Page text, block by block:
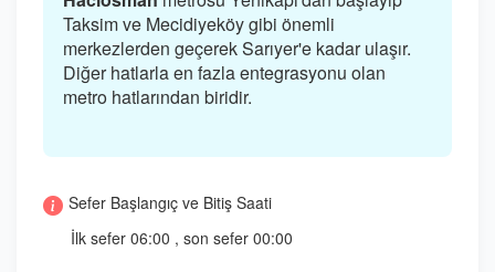
Taksim ve Mecidiyeköy gibi önemli
merkezlerden geçerek Sarıyer'e kadar ulaşır.
Diğer hatlarla en fazla entegrasyonu olan
metro hatlarından biridir.
Sefer Başlangıç ve Bitiş Saati
İlk sefer 06:00 , son sefer 00:00